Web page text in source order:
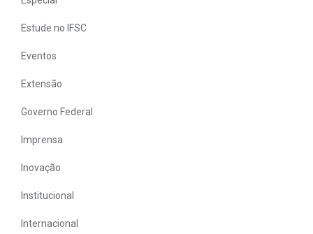
Estude no IFSC
Eventos
Extensão
Governo Federal
Imprensa
Inovação
Institucional
Internacional